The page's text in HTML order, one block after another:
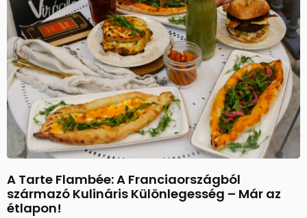
A Tarte Flambée: A Franciaországból
származó Kulináris Különlegesség – Már az
étlapon!